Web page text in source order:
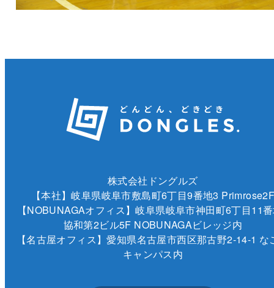
株式会社ドングルズ
【本社】岐阜県岐阜市敷島町6丁目9番地3
【NOBUNAGAオフィス】岐阜県岐阜市神田町6丁目11
協和第2ビル5F NOBUNAGAビレッジ内
【名古屋オフィス】愛知県名古屋市西区那古野2-14-1 な
キャンパス内